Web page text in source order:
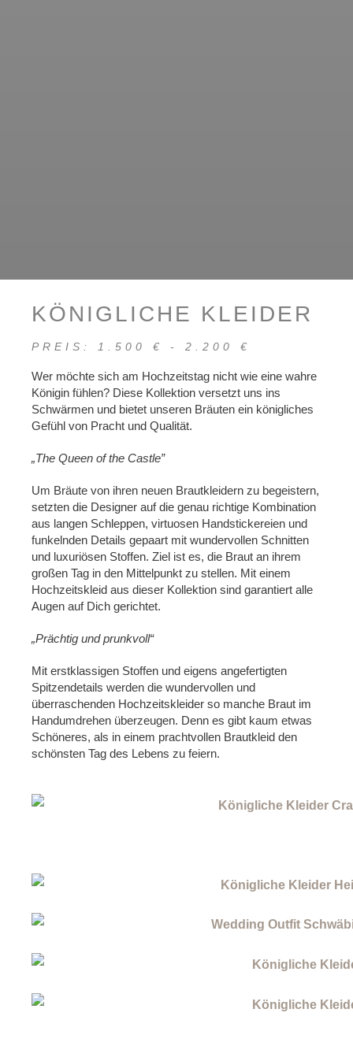
KÖNIGLICHE KLEIDER
PREIS: 1.500 € - 2.200 €
Wer möchte sich am Hochzeitstag nicht wie eine wahre
Königin fühlen? Diese Kollektion versetzt uns ins
Schwärmen und bietet unseren Bräuten ein königliches
Gefühl von Pracht und Qualität.
„The Queen of the Castle”
Um Bräute von ihren neuen Brautkleidern zu begeistern,
setzten die Designer auf die genau richtige Kombination
aus langen Schleppen, virtuosen Handstickereien und
funkelnden Details gepaart mit wundervollen Schnitten
und luxuriösen Stoffen. Ziel ist es, die Braut an ihrem
großen Tag in den Mittelpunkt zu stellen. Mit einem
Hochzeitskleid aus dieser Kollektion sind garantiert alle
Augen auf Dich gerichtet.
„Prächtig und prunkvoll“
Mit erstklassigen Stoffen und eigens angefertigten
Spitzendetails werden die wundervollen und
überraschenden Hochzeitskleider so manche Braut im
Handumdrehen überzeugen. Denn es gibt kaum etwas
Schöneres, als in einem prachtvollen Brautkleid den
schönsten Tag des Lebens zu feiern.